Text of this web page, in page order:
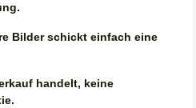
Bilder schickt einfach eine
handelt, keine